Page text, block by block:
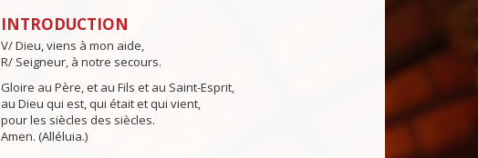
INTRODUCTION
V/ Dieu, viens à mon aide,
R/ Seigneur, à notre secours.
Gloire au Père, et au Fils et au Saint-Esprit,
au Dieu qui est, qui était et qui vient,
pour les siècles des siècles.
Amen. (Alléluia.)